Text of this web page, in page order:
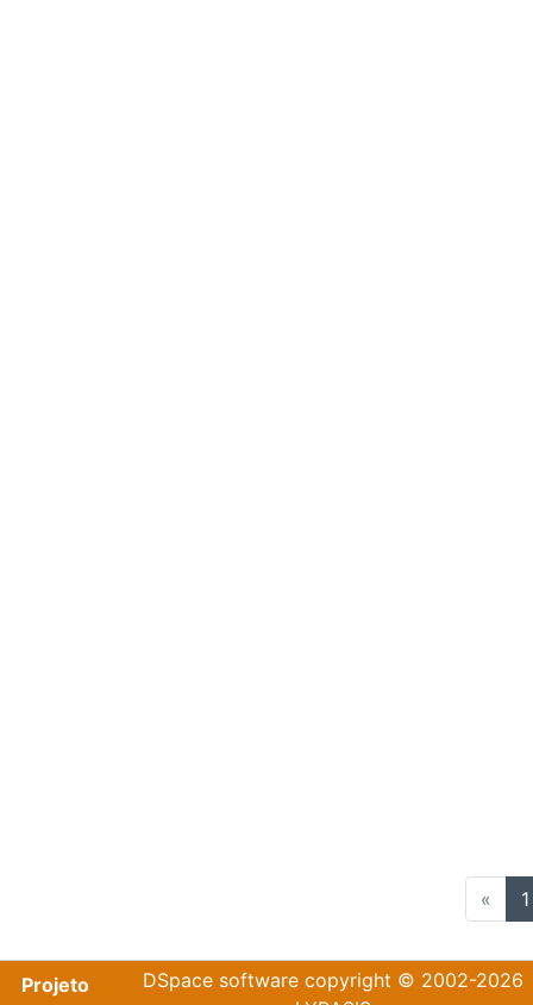
« 1
Projeto
DSpace softwarecopyright © 2002-2026